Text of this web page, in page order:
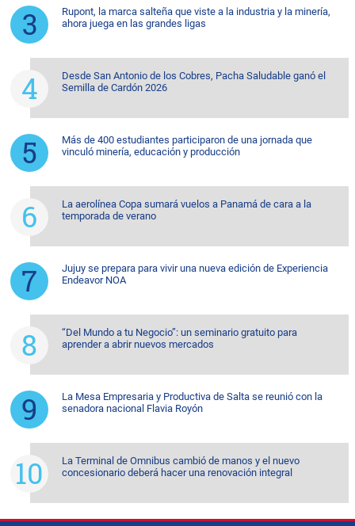
Rupont, la marca salteña que viste a la industria y la minería,
ahora juega en las grandes ligas
Desde San Antonio de los Cobres, Pacha Saludable ganó el
Semilla de Cardón 2026
Más de 400 estudiantes participaron de una jornada que
vinculó minería, educación y producción
La aerolínea Copa sumará vuelos a Panamá de cara a la
temporada de verano
Jujuy se prepara para vivir una nueva edición de Experiencia
Endeavor NOA
“Del Mundo a tu Negocio”: un seminario gratuito para
aprender a abrir nuevos mercados
La Mesa Empresaria y Productiva de Salta se reunió con la
senadora nacional Flavia Royón
La Terminal de Omnibus cambió de manos y el nuevo
concesionario deberá hacer una renovación integral